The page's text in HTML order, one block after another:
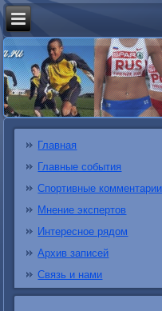
Главная
Главные события
Спортивные комментарии
Мнение экспертов
Интересное рядом
Архив записей
Связь и нами